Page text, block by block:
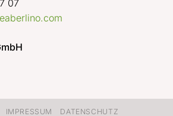
07
IMPRESSUM DATENSCHUTZ